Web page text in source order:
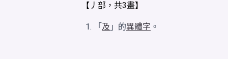
【 丿 部，共3畫】
「 及 」的異體字 。